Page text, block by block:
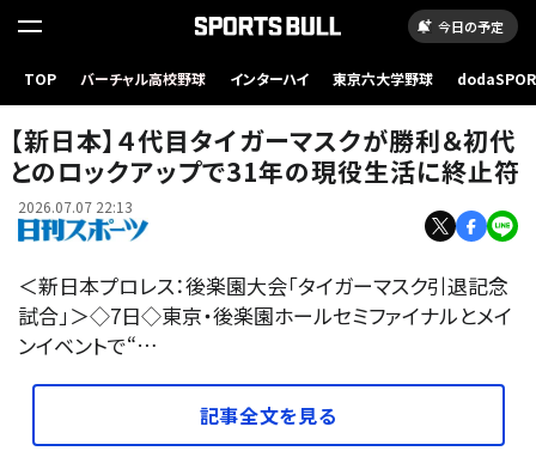
今日の予定
TOP バーチャル高校野球 インターハイ 東京六大学野球
【写真】新日本の選手たちに胴上げされるタイガーマスク（C）新日本プロレス
【新日本】４代目タイガーマスクが勝利＆初代
とのロックアップで31年の現役生活に終止符
2026.07.07 22:13
＜新日本プロレス：後楽園大会「タイガーマスク引退記念
試合」＞◇7日◇東京・後楽園ホールセミファイナルとメイ
ンイベントで“…
記事全文を見る